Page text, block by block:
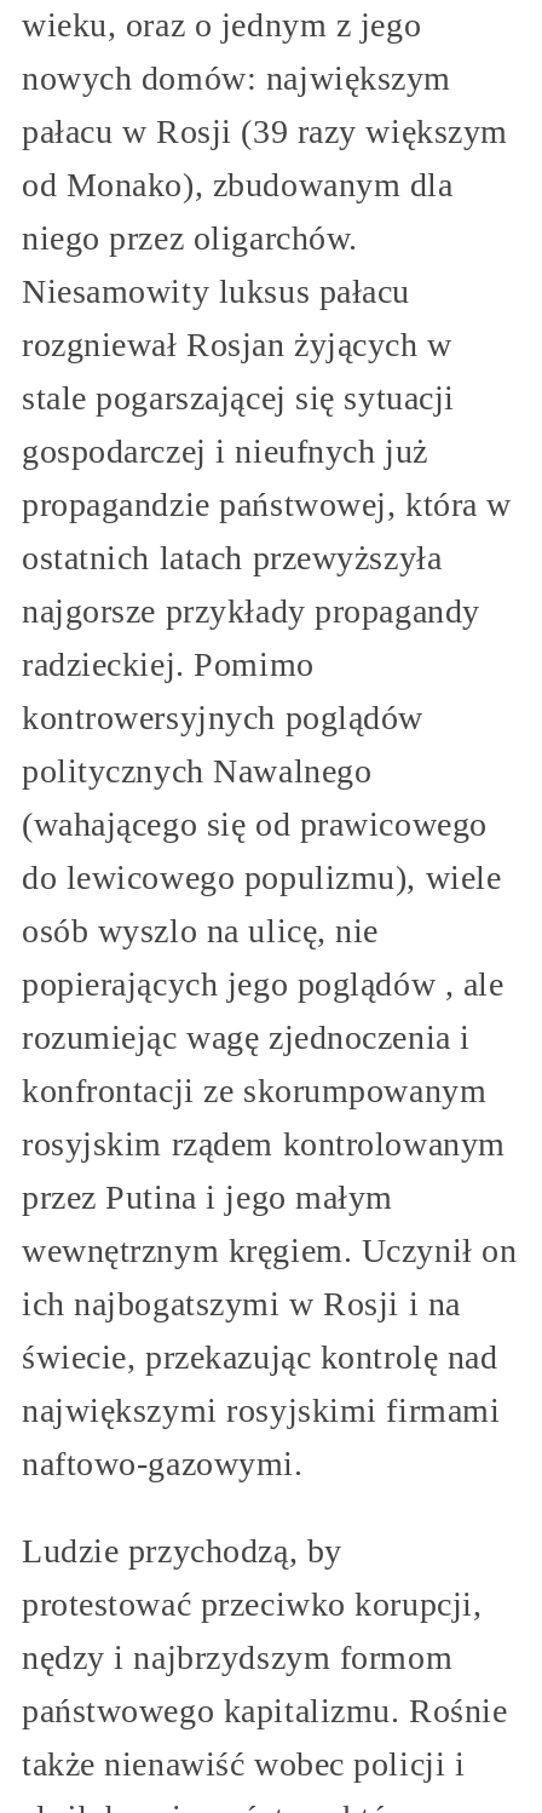
wieku, oraz o jednym z jego
nowych domów: największym
pałacu w Rosji (39 razy większym
od Monako), zbudowanym dla
niego przez oligarchów.
Niesamowity luksus pałacu
rozgniewał Rosjan żyjących w
stale pogarszającej się sytuacji
gospodarczej i nieufnych już
propagandzie państwowej, która w
ostatnich latach przewyższyła
najgorsze przykłady propagandy
radzieckiej. Pomimo
kontrowersyjnych poglądów
politycznych Nawalnego
(wahającego się od prawicowego
do lewicowego populizmu), wiele
osób wyszlo na ulicę, nie
popierających jego poglądów , ale
rozumiejąc wagę zjednoczenia i
konfrontacji ze skorumpowanym
rosyjskim rządem kontrolowanym
przez Putina i jego małym
wewnętrznym kręgiem. Uczynił on
ich najbogatszymi w Rosji i na
świecie, przekazując kontrolę nad
największymi rosyjskimi firmami
naftowo-gazowymi.
Ludzie przychodzą, by
protestować przeciwko korupcji,
nędzy i najbrzydszym formom
państwowego kapitalizmu. Rośnie
także nienawiść wobec policji i